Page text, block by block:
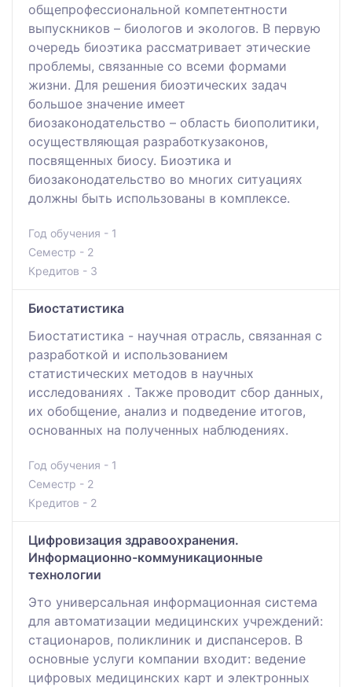
общепрофессиональной компетентности
выпускников – биологов и экологов. В первую
очередь биоэтика рассматривает этические
проблемы, связанные со всеми формами
жизни. Для решения биоэтических задач
большое значение имеет
биозаконодательство – область биополитики,
осуществляющая разработкузаконов,
посвященных биосу. Биоэтика и
биозаконодательство во многих ситуациях
должны быть использованы в комплексе.
Год обучения - 1
Семестр - 2
Кредитов - 3
Биостатистика
Биостатистика - научная отрасль, связанная с
разработкой и использованием
статистических методов в научных
исследованиях . Также проводит сбор данных,
их обобщение, анализ и подведение итогов,
основанных на полученных наблюдениях.
Год обучения - 1
Семестр - 2
Кредитов - 2
Цифровизация здравоохранения.
Информационно-коммуникационные
технологии
Это универсальная информационная система
для автоматизации медицинских учреждений:
стационаров, поликлиник и диспансеров. В
основные услуги компании входит: ведение
цифровых медицинских карт и электронных